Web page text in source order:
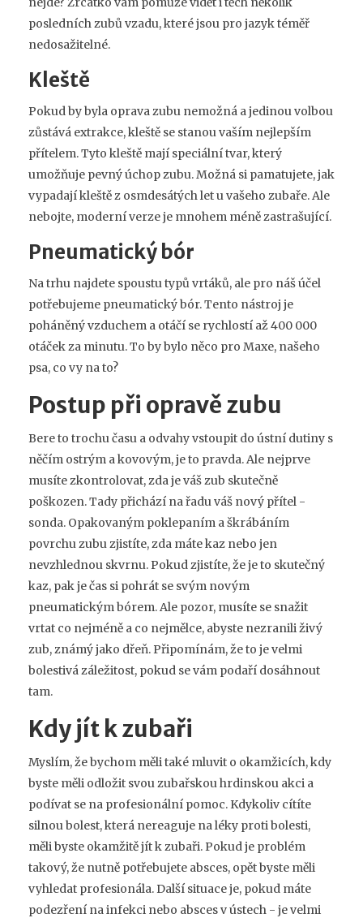
posledních zubů vzadu, které jsou pro jazyk téměř
nedosažitelné.
Kleště
Pokud by byla oprava zubu nemožná a jedinou volbou
zůstává extrakce, kleště se stanou vaším nejlepším
přítelem. Tyto kleště mají speciální tvar, který
umožňuje pevný úchop zubu. Možná si pamatujete, jak
vypadají kleště z osmdesátých let u vašeho zubaře. Ale
nebojte, moderní verze je mnohem méně zastrašující.
Pneumatický bór
Na trhu najdete spoustu typů vrtáků, ale pro náš účel
potřebujeme pneumatický bór. Tento nástroj je
poháněný vzduchem a otáčí se rychlostí až 400 000
otáček za minutu. To by bylo něco pro Maxe, našeho
psa, co vy na to?
Postup při opravě zubu
Bere to trochu času a odvahy vstoupit do ústní dutiny s
něčím ostrým a kovovým, je to pravda. Ale nejprve
musíte zkontrolovat, zda je váš zub skutečně
poškozen. Tady přichází na řadu váš nový přítel -
sonda. Opakovaným poklepaním a škrábáním
povrchu zubu zjistíte, zda máte kaz nebo jen
nevzhlednou skvrnu. Pokud zjistíte, že je to skutečný
kaz, pak je čas si pohrát se svým novým
pneumatickým bórem. Ale pozor, musíte se snažit
vrtat co nejméně a co nejmělce, abyste nezranili živý
zub, známý jako dřeň. Připomínám, že to je velmi
bolestivá záležitost, pokud se vám podaří dosáhnout
tam.
Kdy jít k zubaři
Myslím, že bychom měli také mluvit o okamžicích, kdy
byste měli odložit svou zubařskou hrdinskou akci a
podívat se na profesionální pomoc. Kdykoliv cítíte
silnou bolest, která nereaguje na léky proti bolesti,
měli byste okamžitě jít k zubaři. Pokud je problém
takový, že nutně potřebujete absces, opět byste měli
vyhledat profesionála. Další situace je, pokud máte
podezření na infekci nebo absces v ústech - je velmi